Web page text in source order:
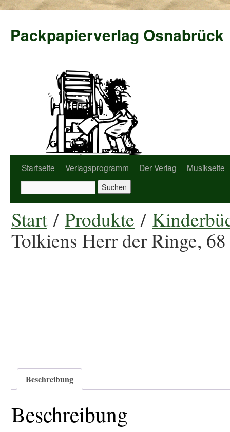
Packpapierverlag Osnabrück
Startseite Verlagsprogramm Der Verlag Musikseite
Start/ Produkte /
Tolkiens Herr der Ringe,
Beschreibung
Beschreibung